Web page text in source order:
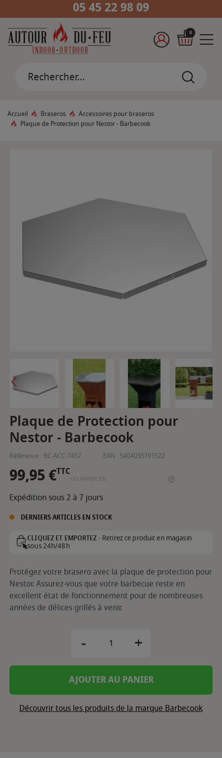
05 45 22 98 09
0
Accueil Braseros
Accessoires pour braseros
Plaque de Protection pour Nestor - Barbecook
Plaque de Protection pour
Nestor - Barbecook
Référence : BC-ACC-7457 EAN : 5404035701522
99,95 €TTC
OU PAYER EN
Expédition sous 2 à 7 jours
DERNIERS ARTICLES EN STOCK
CLIQUEZ ET EMPORTEZ -Retirez ce produit en magasin
sous 24h/48h
Protégez votre brasero avec la plaque de protection pour
Nestor. Assurez-vous que votre barbecue reste en
excellent état de fonctionnement pour de nombreuses
années de délices grillés à venir.
- +
AJOUTER AU PANIER
Découvrir tous les produits de la marque Barbecook